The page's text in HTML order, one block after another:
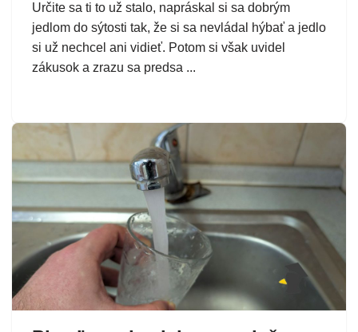
Určite sa ti to už stalo, napráskal si sa dobrým
jedlom do sýtosti tak, že si sa nevládal hýbať a jedlo
si už nechcel ani vidieť. Potom si však uvidel
zákusok a zrazu sa predsa ...